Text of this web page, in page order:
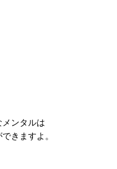
ンタルは
きますよ。